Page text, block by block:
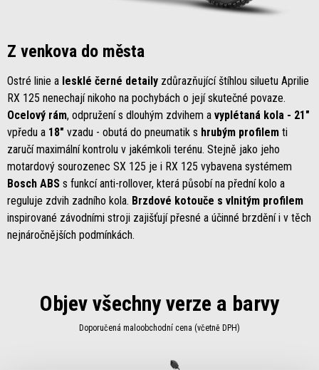
Z venkova do města
Ostré linie a lesklé černé detaily zdůrazňující štíhlou siluetu Aprilie
RX 125 nenechají nikoho na pochybách o její skutečné povaze.
Ocelový rám, odpružení s dlouhým zdvihem a vyplétaná kola - 21"
vpředu a 18" vzadu - obutá do pneumatik s hrubým profilem ti
zaručí maximální kontrolu v jakémkoli terénu. Stejně jako jeho
motardový sourozenec SX 125 je i RX 125 vybavena systémem
Bosch ABS s funkcí anti-rollover, která působí na přední kolo a
reguluje zdvih zadního kola. Brzdové kotouče s vlnitým profilem
inspirované závodními stroji zajišťují přesné a účinné brzdění i v těch
nejnáročnějších podmínkách.
Objev všechny verze a barvy
Doporučená maloobchodní cena (včetně DPH)